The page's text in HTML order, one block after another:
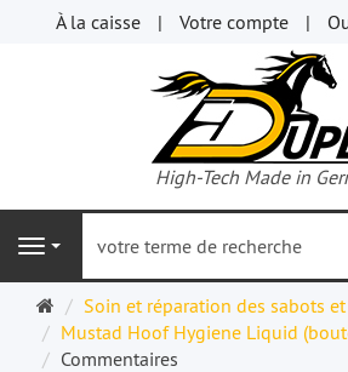
À la caisse Votre compte
High-Tech Made in
Navigation
Page
d'accueil
Soin et réparation des sabots
Mustad Hoof Hygiene Liquid
Commentaires